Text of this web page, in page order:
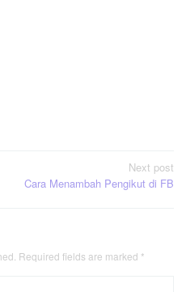
Next post
Cara Menambah Pengikut di FB
Required fields are marked *